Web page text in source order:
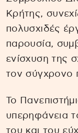
Κρήτης,
πολυσχιδές
παρουσία,
ενίσχυση της
τον σύγχρονο
Το
υπερηφάνεια
του και του